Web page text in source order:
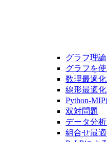
グラフ理
グラフを
数理最適
線形最適
Python-
双対問題
データ分
組合せ最